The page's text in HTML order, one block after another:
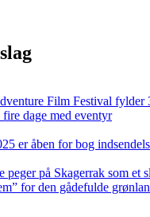
Film Festival fylder
dage med eventyr
er åben for bog
peger på Skagerrak som et
for den gådefulde